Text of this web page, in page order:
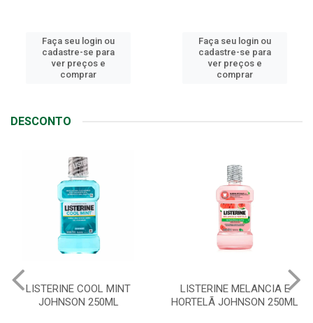
Faça seu login ou
cadastre-se para
ver preços e
comprar
Faça seu login ou
cadastre-se para
ver preços e
comprar
DESCONTO
LISTERINE MELANCIA E
HORTELÃ JOHNSON 250ML
ABSORVENTE SEMPRE
LIVRE ADAPT SUAVE